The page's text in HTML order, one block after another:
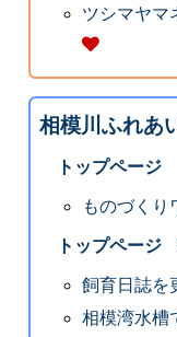
ツシマヤ
相模川ふれあ
トップページ
ものづくり
トップペー
飼育日誌を
相模湾水槽